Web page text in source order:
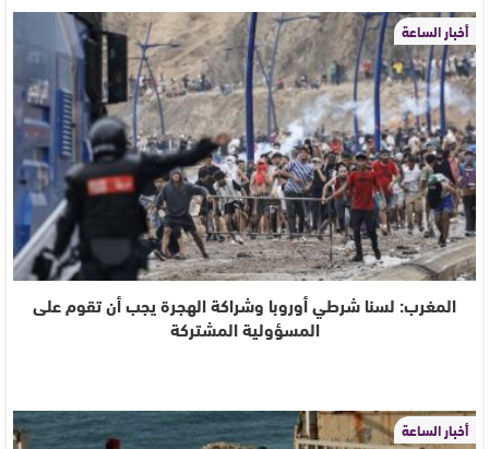
أخبار الساعة
المغرب: لسنا شرطي أوروبا وشراكة الهجرة يجب أن تقوم على
المسؤولية المشتركة
أخبار الساعة